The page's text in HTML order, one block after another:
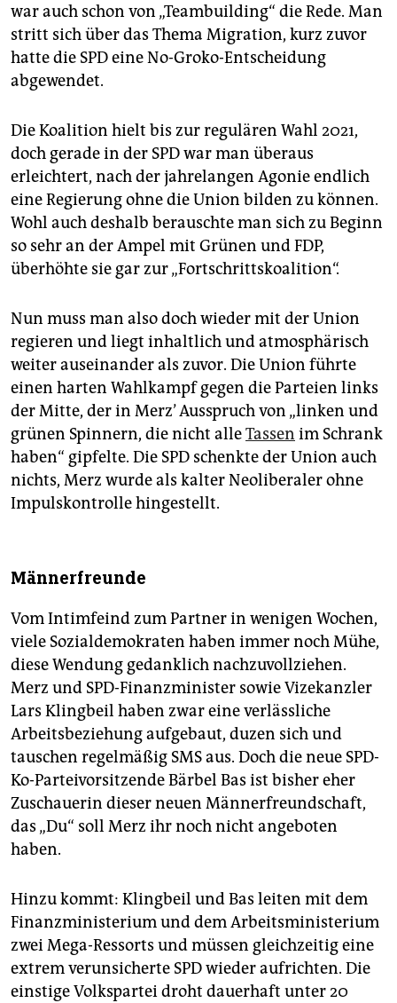
war auch schon von „Teambuilding“ die Rede. Man
stritt sich über das Thema Migration, kurz zuvor
hatte die SPD eine No-Groko-Entscheidung
abgewendet.
Die Koalition hielt bis zur regulären Wahl 2021,
doch gerade in der SPD war man überaus
erleichtert, nach der jahrelangen Agonie endlich
eine Regierung ohne die Union bilden zu können.
Wohl auch deshalb berauschte man sich zu Beginn
so sehr an der Ampel mit Grünen und FDP,
überhöhte sie gar zur „Fortschrittskoalition“.
Nun muss man also doch wieder mit der Union
regieren und liegt inhaltlich und atmosphärisch
weiter auseinander als zuvor. Die Union führte
einen harten Wahlkampf gegen die Parteien links
der Mitte, der in Merz’ Ausspruch von „linken und
grünen Spinnern, die nicht alleTassen im Schrank
haben“ gipfelte. Die SPD schenkte der Union auch
nichts, Merz wurde als kalter Neoliberaler ohne
Impulskontrolle hingestellt.
Männerfreunde
Vom Intimfeind zum Partner in wenigen Wochen,
viele Sozialdemokraten haben immer noch Mühe,
diese Wendung gedanklich nachzuvollziehen.
Merz und SPD-Finanzminister sowie Vizekanzler
Lars Klingbeil haben zwar eine verlässliche
Arbeitsbeziehung aufgebaut, duzen sich und
tauschen regelmäßig SMS aus. Doch die neue SPD-
Ko-Parteivorsitzende Bärbel Bas ist bisher eher
Zuschauerin dieser neuen Männerfreundschaft,
das „Du“ soll Merz ihr noch nicht angeboten
haben.
Hinzu kommt: Klingbeil und Bas leiten mit dem
Finanzministerium und dem Arbeitsministerium
zwei Mega-Ressorts und müssen gleichzeitig eine
extrem verunsicherte SPD wieder aufrichten. Die
einstige Volkspartei droht dauerhaft unter 20